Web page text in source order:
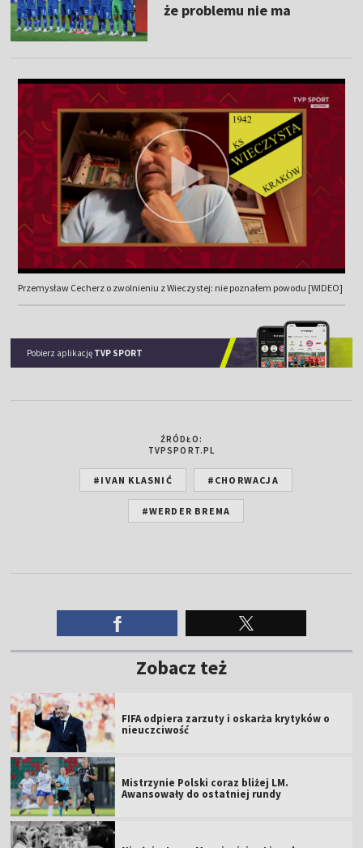
że problemu nie ma
Przemysław Cecherz o zwolnieniu z Wieczystej: nie poznałem powodu [WIDEO]
Pobierz aplikację TVP SPORT
ŹRÓDŁO:
TVPSPORT.PL
#IVAN KLASNIĆ #CHORWACJA
#WERDER BREMA
Zobacz też
FIFA odpiera zarzuty i oskarża krytyków o
nieuczciwość
Mistrzynie Polski coraz bliżej LM.
Awansowały do ostatniej rundy